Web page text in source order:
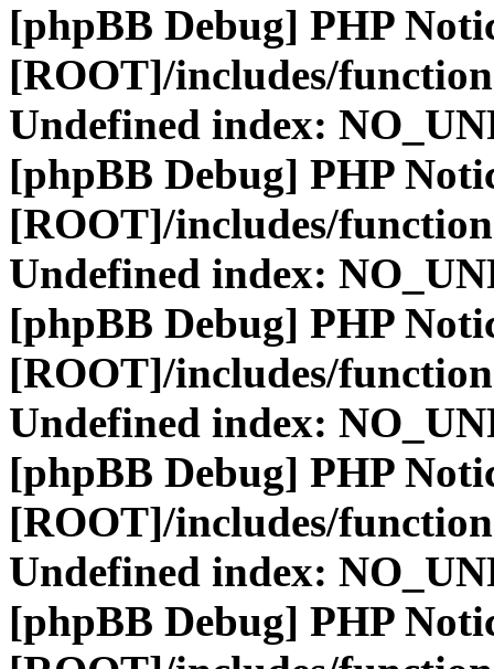
[phpBB Debug] PHP
[ROOT]/includes/
Undefined index:
[phpBB Debug] PHP
[ROOT]/includes/
Undefined index:
[phpBB Debug] PHP
[ROOT]/includes/
Undefined index:
[phpBB Debug] PHP
[ROOT]/includes/
Undefined index:
[phpBB Debug] PHP